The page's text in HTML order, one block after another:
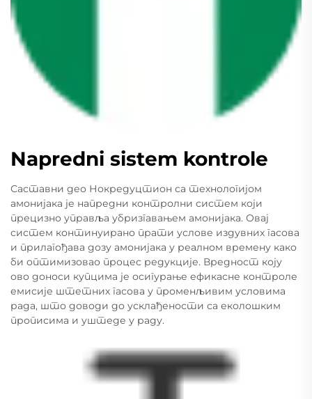
Napredni sistem kontrole
Саставни део Нокредуцтион са технологијом
амонијака је напредни контролни систем који
прецизно управља убризгавањем амонијака. Овај
систем континуирано прати услове издувних гасова
и прилагођава дозу амонијака у реалном времену како
би оптимизовао процес редукције. Вредност коју
ово доноси купцима је осигурање ефикасне контроле
емисије штетних гасова у променљивим условима
рада, што доводи до усклађености са еколошким
прописима и уштеде у раду.